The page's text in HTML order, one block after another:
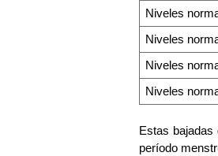
Niveles
Niveles
Niveles
Niveles
Estas
período